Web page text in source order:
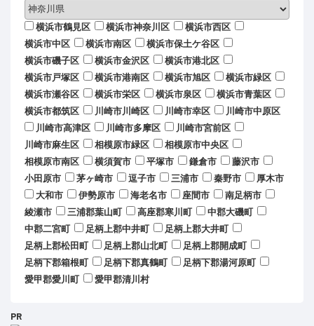
横浜市鶴見区 横浜市神奈川区
横浜市西区
横浜市中区
横浜市南区
横浜市保土ケ谷区
横浜市磯子区
横浜市金沢区
横浜市港北区
横浜市戸塚区
横浜市港南区 横浜市旭区
横浜市緑区
横浜市瀬谷区
横浜市栄区 横浜市泉区
横浜市青葉区
横浜市都筑区
川崎市川崎区 川崎市幸区
川崎市中原区
川崎市高津区
川崎市多摩区
川崎市宮前区
川崎市麻生区
相模原市緑区
相模原市中央区
相模原市南区
横須賀市 平塚市 鎌倉市
藤沢市
小田原市
茅ヶ崎市 逗子市 三浦市 秦野市
厚木市
大和市
伊勢原市 海老名市 座間市
南足柄市
綾瀬市
三浦郡葉山町 高座郡寒川町
中郡大磯町
中郡二宮町
足柄上郡中井町
足柄上郡大井町
足柄上郡松田町
足柄上郡山北町
足柄上郡開成町
足柄下郡箱根町
足柄下郡真鶴町
足柄下郡湯河原町
愛甲郡愛川町
愛甲郡清川村
PR